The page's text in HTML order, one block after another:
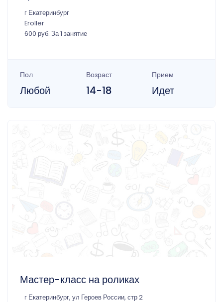
г Екатеринбург
Eroller
600 руб. За 1 занятие
Пол
Любой
Возраст
14-18
Прием
Идет
Мастер-класс на роликах
г Екатеринбург, ул Героев России, стр 2